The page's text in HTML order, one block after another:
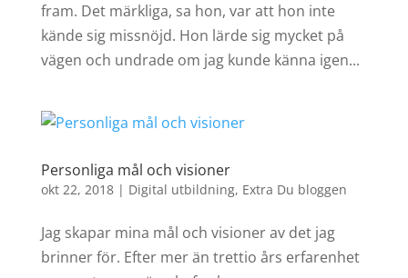
fram. Det märkliga, sa hon, var att hon inte
kände sig missnöjd. Hon lärde sig mycket på
vägen och undrade om jag kunde känna igen...
Personliga mål och visioner
okt 22, 2018| Digital utbildning, Extra Du bloggen
Jag skapar mina mål och visioner av det jag
brinner för. Efter mer än trettio års erfarenhet